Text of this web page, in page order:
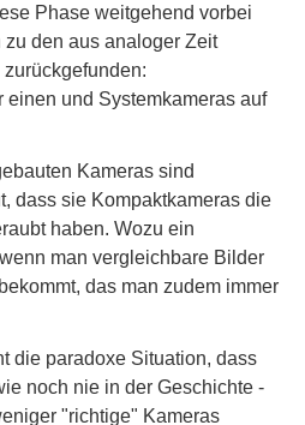
Phase weitgehend vorbei
den aus analoger Zeit
einen und Systemkameras auf
Kameras sind
dass sie Kompaktkameras die
haben. Wozu ein
man vergleichbare Bilder
das man zudem immer
die paradoxe Situation, dass
noch nie in der Geschichte -
"richtige" Kameras